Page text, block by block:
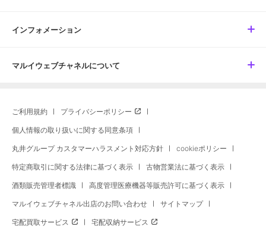
インフォメーション
マルイウェブチャネルについて
ご利用規約 プライバシーポリシー
個人情報の取り扱いに関する同意条項
丸井グループ カスタマーハラスメント対応方針 cookieポリシー
特定商取引に関する法律に基づく表示 古物営業法に基づく表示
酒類販売管理者標識 高度管理医療機器等販売許可に基づく表示
マルイウェブチャネル出店のお問い合わせ サイトマップ
宅配買取サービス 宅配収納サービス